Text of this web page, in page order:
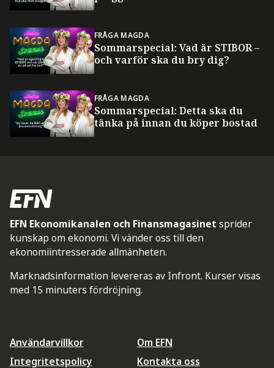
FRÅGA MAGDA
Sommarspecial: Vad är STIBOR –
och varför ska du bry dig?
FRÅGA MAGDA
Sommarspecial: Detta ska du
tänka på innan du köper bostad
EFN Ekonomikanalen och Finansmagasinet sprider
kunskap om ekonomi. Vi vänder oss till den
ekonomiintresserade allmänheten.
Marknadsinformation levereras av Infront. Kurser visas
med 15 minuters fördröjning.
Användarvillkor
Integritetspolicy
Om EFN
Kontakta oss